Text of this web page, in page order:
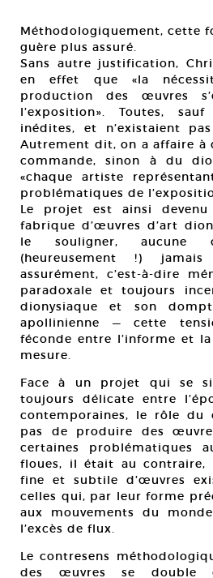
Méthodologiquement, cette
guère plus assuré.
Sans autre justification,
en effet que «la
production des œuvres
l’exposition». Toutes,
inédites, et n’existaient
Autrement dit, on a affaire à
commande, sinon à du
«chaque artiste
problématiques de
Le projet est ainsi
fabrique d’œuvres d’art
le souligner,
(heureusement !)
assurément, c’est-à-dire
paradoxale et toujours
dionysiaque et son
apollinienne — cette
féconde entre l’informe et
mesure.
Face à un projet qui se
toujours délicate entre
contemporaines, le rôle du
pas de produire des
certaines problématiques
floues, il était au contraire,
fine et subtile d’œuvres
celles qui, par leur forme
aux mouvements du
l’excès de flux.
Le contresens
des œuvres se double